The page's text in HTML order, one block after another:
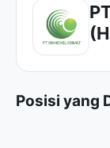
Posisi yang